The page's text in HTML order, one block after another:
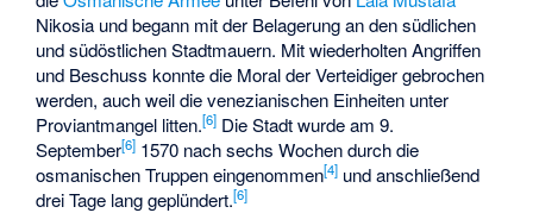
Nikosia und begann mit der Belagerung an den südlichen
und südöstlichen Stadtmauern. Mit wiederholten Angriffen
und Beschuss konnte die Moral der Verteidiger gebrochen
werden, auch weil die venezianischen Einheiten unter
Proviantmangel litten.[6] Die Stadt wurde am 9.
September[6] 1570 nach sechs Wochen durch die
osmanischen Truppen eingenommen[4] und anschließend
drei Tage lang geplündert.[6]